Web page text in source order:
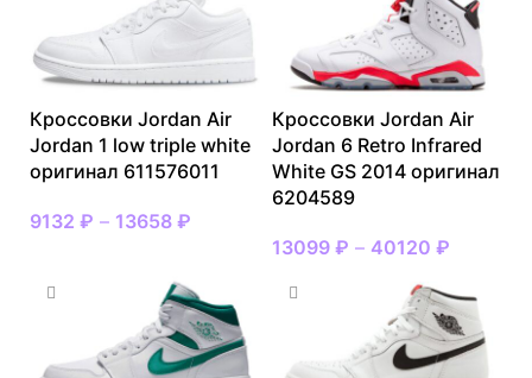
Кроссовки Jordan Air
Jordan 1 low triple white
оригинал 611576011
9132 ₽ – 13658 ₽
Кроссовки Jordan Air
Jordan 6 Retro Infrared
White GS 2014 оригинал
6204589
13099 ₽ – 40120 ₽